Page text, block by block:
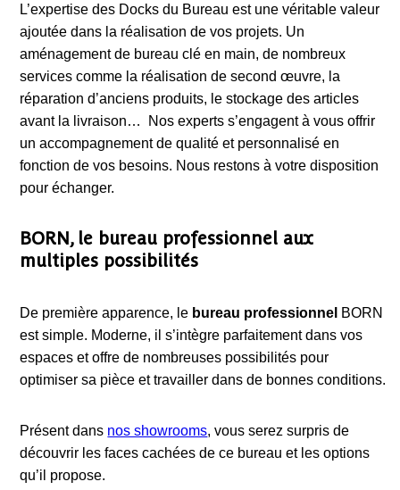
L’expertise des Docks du Bureau est une véritable valeur
ajoutée dans la réalisation de vos projets. Un
aménagement de bureau clé en main, de nombreux
services comme la réalisation de second œuvre, la
réparation d’anciens produits, le stockage des articles
avant la livraison… Nos experts s’engagent à vous offrir
un accompagnement de qualité et personnalisé en
fonction de vos besoins. Nous restons à votre disposition
pour échanger.
BORN, le bureau professionnel aux
multiples possibilités
De première apparence, le bureau professionnel BORN
est simple. Moderne, il s’intègre parfaitement dans vos
espaces et offre de nombreuses possibilités pour
optimiser sa pièce et travailler dans de bonnes conditions.
Présent dans nos showrooms, vous serez surpris de
découvrir les faces cachées de ce bureau et les options
qu’il propose.